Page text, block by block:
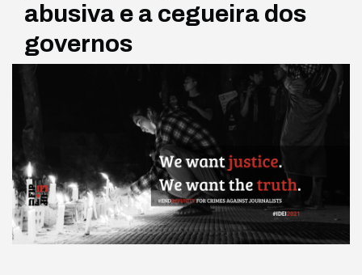
abusiva e a cegueira dos
governos